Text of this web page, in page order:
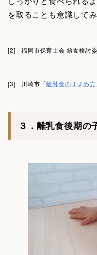
を取ることも意識して
[2] 福岡市保育士会 給食検討
[3] 川崎市「離乳食のすすめ方
３．離乳食後期の